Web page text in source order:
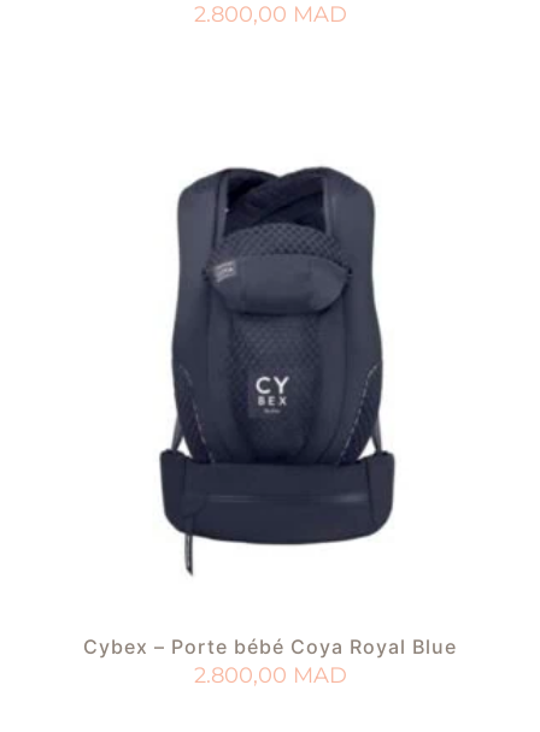
2.800,00 MAD
Cybex – Porte bébé Coya Royal Blue
2.800,00 MAD